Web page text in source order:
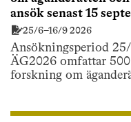
ansök senast 15
25/6–16/9 2026
Ansökningsperiod
ÄG2026 omfattar
forskning om